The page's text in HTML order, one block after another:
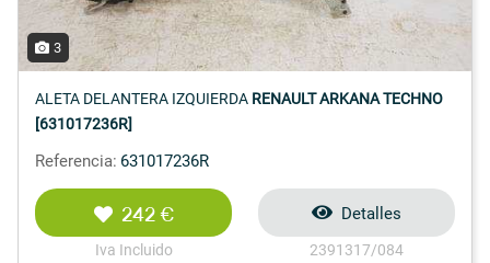
3
ALETA DELANTERA IZQUIERDA RENAULT ARKANA TECHNO
[631017236R]
Referencia: 631017236R
242 €
Iva Incluido
Detalles
2391317/084